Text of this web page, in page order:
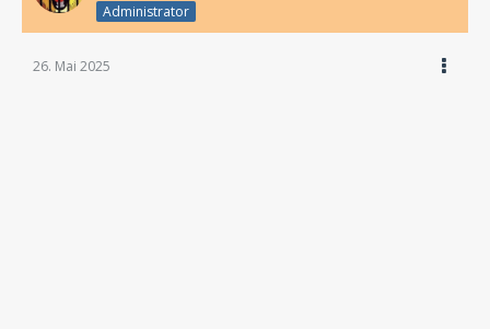
Administrator
26. Mai 2025